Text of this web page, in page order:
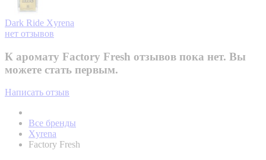
Dark Ride Xyrena
нет отзывов
К аромату Factory Fresh отзывов пока нет. Вы
можете стать первым.
Написать отзыв
Все бренды
Xyrena
Factory Fresh